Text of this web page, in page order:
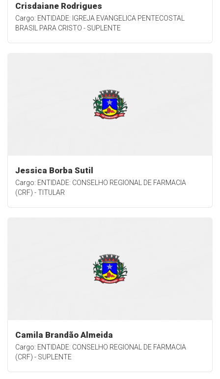
Crisdaiane Rodrigues
Cargo: ENTIDADE: IGREJA EVANGELICA PENTECOSTAL
BRASIL PARA CRISTO - SUPLENTE
Jessica Borba Sutil
Cargo: ENTIDADE: CONSELHO REGIONAL DE FARMACIA
(CRF) - TITULAR
Camila Brandão Almeida
Cargo: ENTIDADE: CONSELHO REGIONAL DE FARMACIA
(CRF) - SUPLENTE